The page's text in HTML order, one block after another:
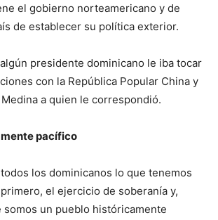
el gobierno norteamericano y de
de establecer su política exterior.
presidente dominicano le iba tocar
con la República Popular China y
a quien le correspondió.
pacífico
los dominicanos lo que tenemos
el ejercicio de soberanía y,
somos un pueblo históricamente